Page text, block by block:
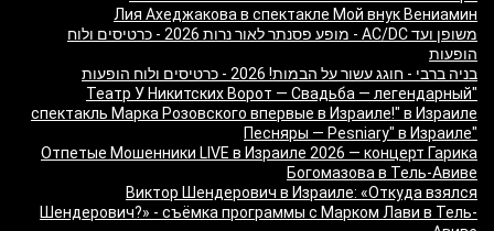
Лия Ахеджакова в спектакле Мой внук Вениамин
משופן ועד AC/DC - מופע פסנתר לאור נרות 2026 - כרטיסים ולוח
הופעות
בניה ברבי - חוגג עשור על הבמות! 2026 - כרטיסים ולוח הופעות
"Театр У Никитских Ворот — Свадьба — легендарный
спектакль Марка Розовского впервые в Израиле!" в Израиле
"Песняры — Pesniary" в Израиле
Отпетые Мошенники LIVE в Израиле 2026 — концерт Гарика
Богомазова в Тель-Авиве
Виктор Шендерович в Израиле: «Откуда взялся
Шендерович?» - съёмка программы с Марком Лави в Тель-